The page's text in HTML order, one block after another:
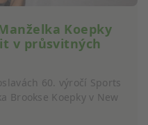
Koepky
v průsvitných
60. výročí Sports
Brookse Koepky v New